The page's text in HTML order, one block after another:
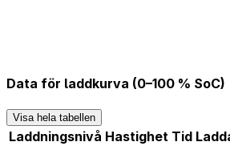
Data för laddkurva (0–100 % SoC)
Visa hela tabellen
Laddningsnivå Hastighet Tid